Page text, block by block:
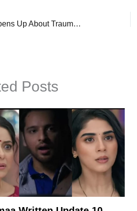
Jennie Garth Opens Up About Trauma From Divorce And Miscarriages, ‘Wasn’t Putting Up Good Vibes…’
Posts